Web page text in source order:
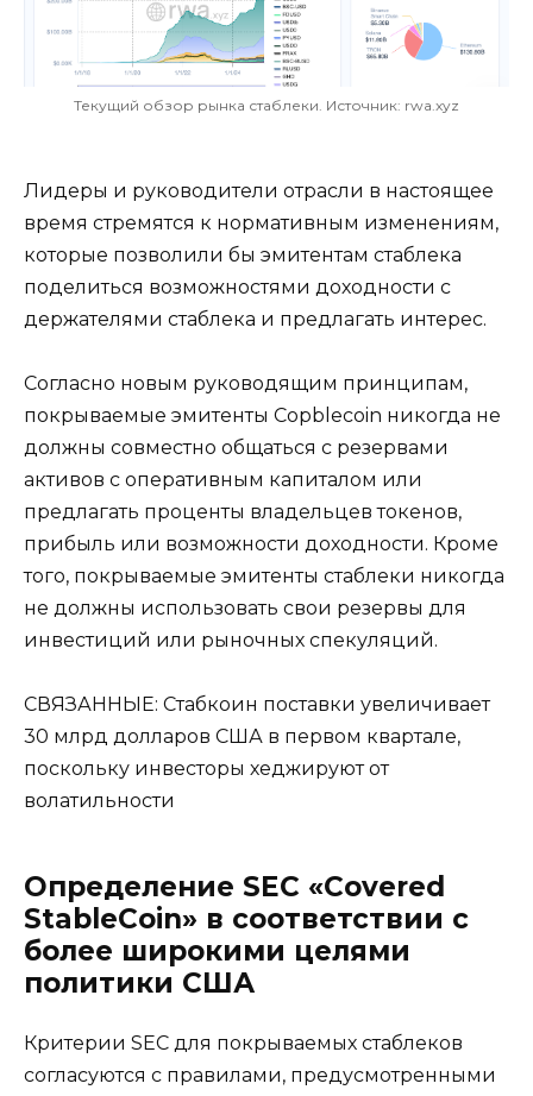
Текущий обзор рынка стаблеки. Источник: rwa.xyz
Лидеры и руководители отрасли в настоящее
время стремятся к нормативным изменениям,
которые позволили бы эмитентам стаблека
поделиться возможностями доходности с
держателями стаблека и предлагать интерес.
Согласно новым руководящим принципам,
покрываемые эмитенты Copblecoin никогда не
должны совместно общаться с резервами
активов с оперативным капиталом или
предлагать проценты владельцев токенов,
прибыль или возможности доходности. Кроме
того, покрываемые эмитенты стаблеки никогда
не должны использовать свои резервы для
инвестиций или рыночных спекуляций.
СВЯЗАННЫЕ: Стабкоин поставки увеличивает
30 млрд долларов США в первом квартале,
поскольку инвесторы хеджируют от
волатильности
Определение SEC «Covered
StableCoin» в соответствии с
более широкими целями
политики США
Критерии SEC для покрываемых стаблеков
согласуются с правилами, предусмотренными